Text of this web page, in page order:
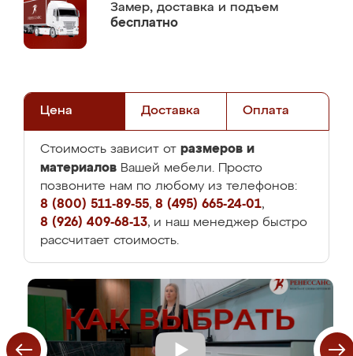
Замер, доставка и подъем
бесплатно
Цена Доставка Оплата
Стоимость зависит от размеров и
материалов Вашей мебели. Просто
позвоните нам по любому из телефонов:
8 (800) 511-89-55, 8 (495) 665-24-01,
8 (926) 409-68-13, и наш менеджер быстро
рассчитает стоимость.